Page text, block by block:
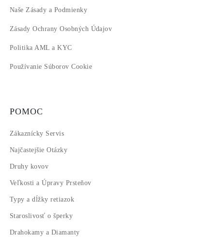
Naše Zásady a Podmienky
Zásady Ochrany Osobných Údajov
Politika AML a KYC
Používanie Súborov Cookie
POMOC
Zákaznícky Servis
Najčastejšie Otázky
Druhy kovov
Veľkosti a Úpravy Prsteňov
Typy a dĺžky retiazok
Staroslivosť o šperky
Drahokamy a Diamanty